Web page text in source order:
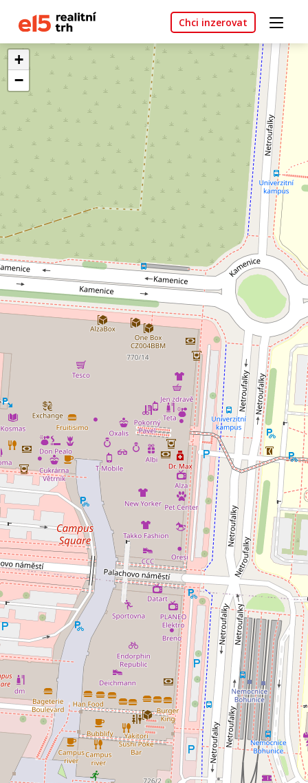
Chci inzerovat
+
−